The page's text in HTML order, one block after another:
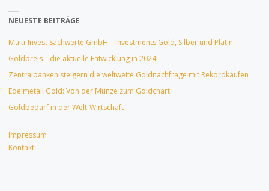
NEUESTE BEITRÄGE
Multi-Invest Sachwerte GmbH – Investments Gold, Silber und Platin
Goldpreis – die aktuelle Entwicklung in 2024
Zentralbanken steigern die weltweite Goldnachfrage mit Rekordkäufen
Edelmetall Gold: Von der Münze zum Goldchart
Goldbedarf in der Welt-Wirtschaft
Impressum
Kontakt